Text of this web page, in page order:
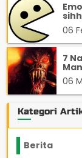
06
7
06
Kategori
Berita